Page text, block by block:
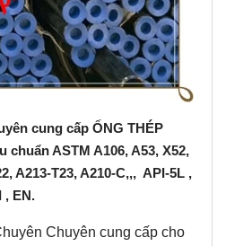
cung cấp ỐNG THÉP
chuẩn ASTM A106, A53, X52,
A213-T23, A210-C,,, API-5L ,
, EN.
Chuyên cung cấp cho